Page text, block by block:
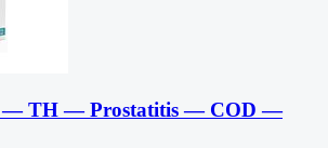
— TH — Prostatitis — COD —